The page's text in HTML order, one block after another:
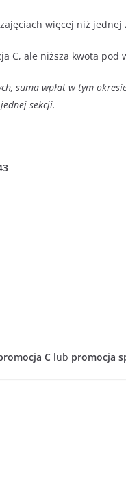
więcej niż jednej
C, ale niższa kwota pod
suma wpłat w tym
sekcji.
C lub promocja